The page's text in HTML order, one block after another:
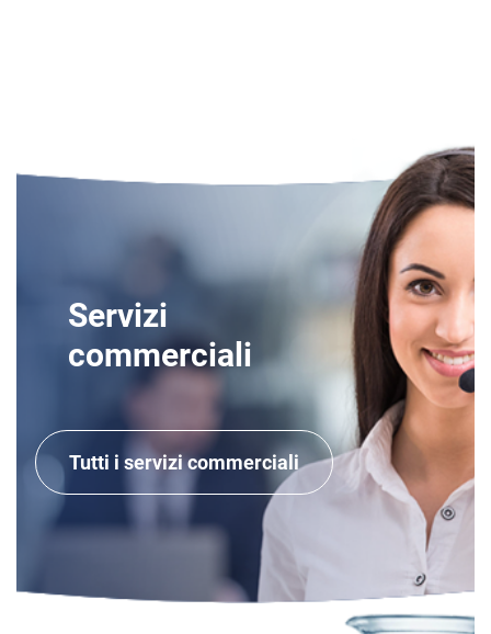
Servizi
commerciali
Tutti i servizi commerciali